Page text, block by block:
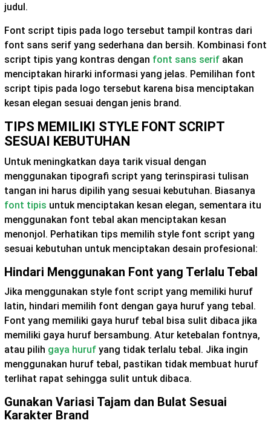
judul.
Font script tipis pada logo tersebut tampil kontras dari
font sans serif yang sederhana dan bersih. Kombinasi font
script tipis yang kontras dengan font sans serif akan
menciptakan hirarki informasi yang jelas. Pemilihan font
script tipis pada logo tersebut karena bisa menciptakan
kesan elegan sesuai dengan jenis brand.
TIPS MEMILIKI STYLE FONT SCRIPT
SESUAI KEBUTUHAN
Untuk meningkatkan daya tarik visual dengan
menggunakan tipografi script yang terinspirasi tulisan
tangan ini harus dipilih yang sesuai kebutuhan. Biasanya
font tipis untuk menciptakan kesan elegan, sementara itu
menggunakan font tebal akan menciptakan kesan
menonjol. Perhatikan tips memilih style font script yang
sesuai kebutuhan untuk menciptakan desain profesional:
Hindari Menggunakan Font yang Terlalu Tebal
Jika menggunakan style font script yang memiliki huruf
latin, hindari memilih font dengan gaya huruf yang tebal.
Font yang memiliki gaya huruf tebal bisa sulit dibaca jika
memiliki gaya huruf bersambung. Atur ketebalan fontnya,
atau pilih gaya huruf yang tidak terlalu tebal. Jika ingin
menggunakan huruf tebal, pastikan tidak membuat huruf
terlihat rapat sehingga sulit untuk dibaca.
Gunakan Variasi Tajam dan Bulat Sesuai
Karakter Brand